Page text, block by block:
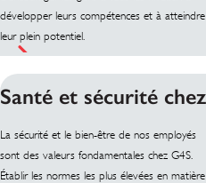
développer leurs compétences et à atteindre
leur plein potentiel.
Santé et sécurité
La sécurité et le bien-être de nos employés
sont des valeurs fondamentales chez G4S.
Établir les normes les plus élevées en matière